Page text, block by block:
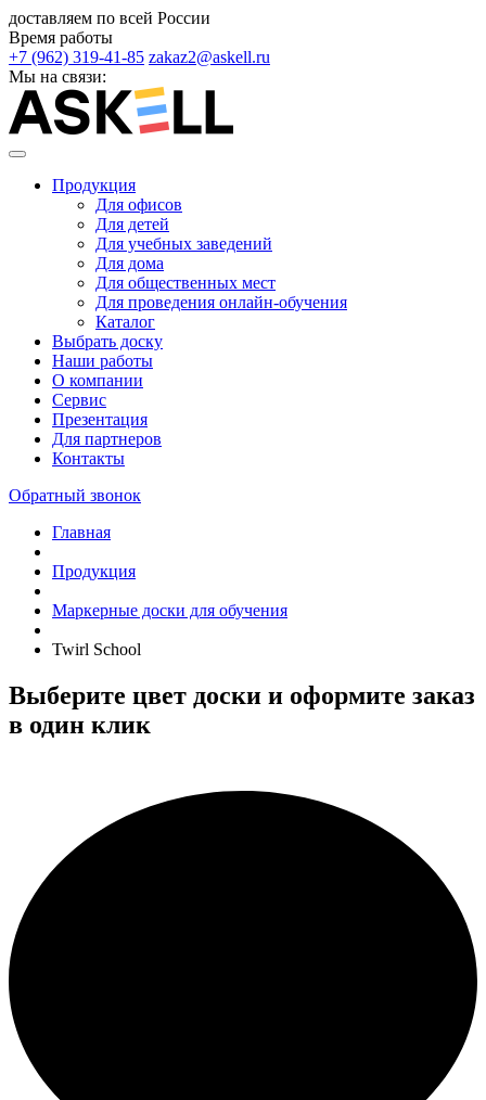
доставляем по всей России
Время работы
+7 (962) 319-41-85 zakaz2@askell.ru
Мы на связи:
Продукция
Для офисов
Для детей
Для учебных заведений
Для дома
Для общественных мест
Для проведения онлайн-обучения
Каталог
Выбрать доску
Наши работы
О компании
Сервис
Презентация
Для партнеров
Контакты
Обратный звонок
Главная
Продукция
Маркерные доски для обучения
Twirl School
Выберите цвет доски и оформите заказ
в один клик